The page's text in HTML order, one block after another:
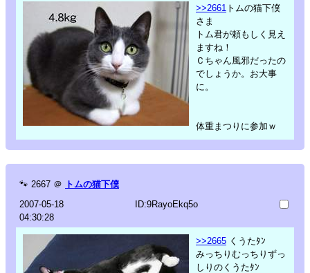
>>2661 トムの猫下僕
さま
トム君が頼もしく見え
ますね！
Ｃちゃん風邪だったの
でしょうか。お大事
に。
体重まつりに参加ｗ
🐾 2667 ＠ トムの猫下僕
2007-05-18
04:30:28
ID:9RayoEkq5o
>>2665 くうたﾀﾝ
みっちりむっちりずっ
しりのくうたﾀﾝ